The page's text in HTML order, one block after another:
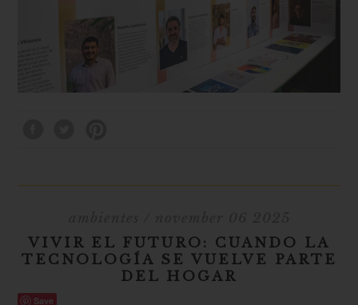
VIVIR EL FUTURO: CUANDO LA
TECNOLOGÍA SE VUELVE PARTE
DEL HOGAR
Save